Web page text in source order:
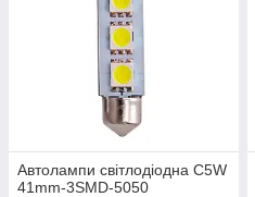
Автолампи світлодіодна C5W
41mm-3SMD-5050